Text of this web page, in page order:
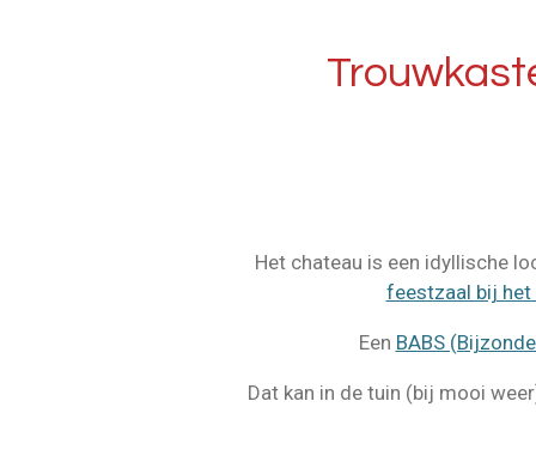
Het chateau is een idyllische
feestzaal bij het
Een BABS
Dat kan in de tuin (bij mooi